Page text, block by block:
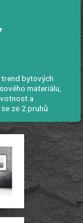
bytových
materiálu,
a
ze 2 pruhů.